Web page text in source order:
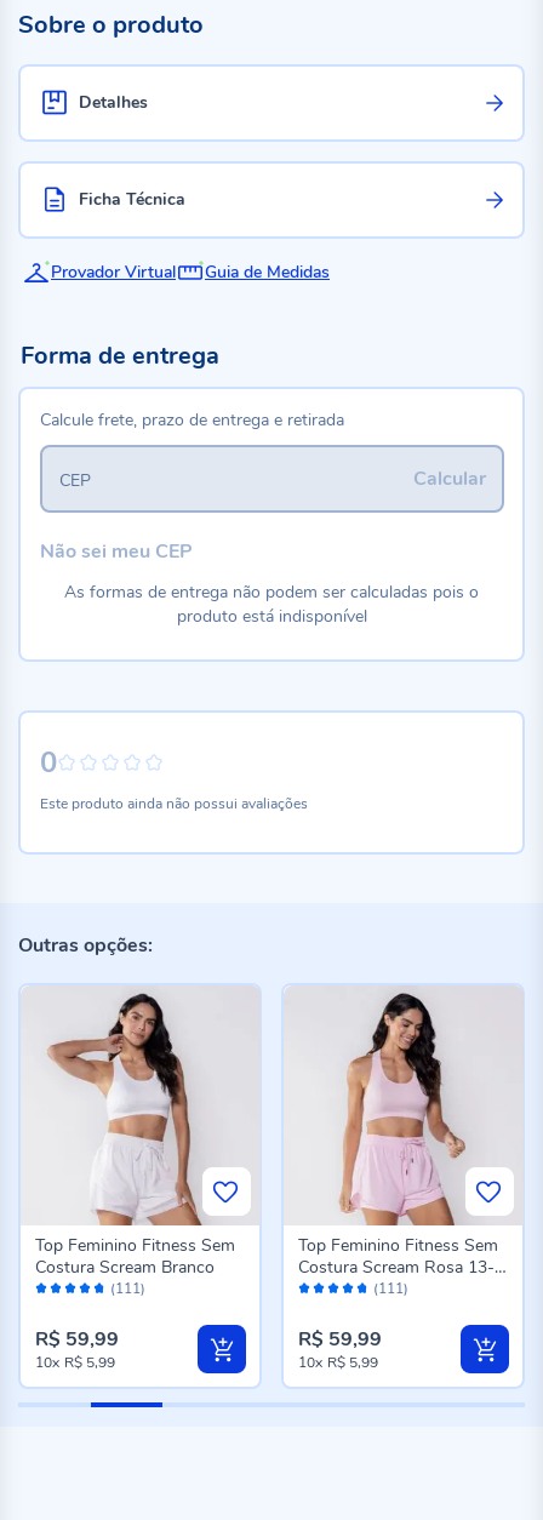
Sobre o produto
Detalhes
Ficha Técnica
Provador Virtual Guia de Medidas
0
Este produto ainda não possui avaliações
Forma de entrega
Calcule frete, prazo de entrega e retirada
Calcular
CEP
Não sei meu CEP
As formas de entrega não podem ser calculadas pois o
produto está indisponível
Outras opções:
Avaliação: (111)
Top Feminino Fitness Sem
Costura Scream Branco
R$ 59,99
10x R$ 5,99
Avaliação: (111)
Top Feminino Fitness Sem
Costura Scream Rosa 13-
2806
R$ 59,99
10x R$ 5,99